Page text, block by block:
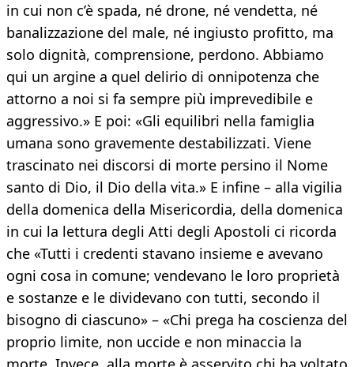
in cui non c’è spada, né drone, né vendetta, né
banalizzazione del male, né ingiusto profitto, ma
solo dignità, comprensione, perdono. Abbiamo
qui un argine a quel delirio di onnipotenza che
attorno a noi si fa sempre più imprevedibile e
aggressivo.» E poi: «Gli equilibri nella famiglia
umana sono gravemente destabilizzati. Viene
trascinato nei discorsi di morte persino il Nome
santo di Dio, il Dio della vita.» E infine – alla vigilia
della domenica della Misericordia, della domenica
in cui la lettura degli Atti degli Apostoli ci ricorda
che «Tutti i credenti stavano insieme e avevano
ogni cosa in comune; vendevano le loro proprietà
e sostanze e le dividevano con tutti, secondo il
bisogno di ciascuno» – «Chi prega ha coscienza del
proprio limite, non uccide e non minaccia la